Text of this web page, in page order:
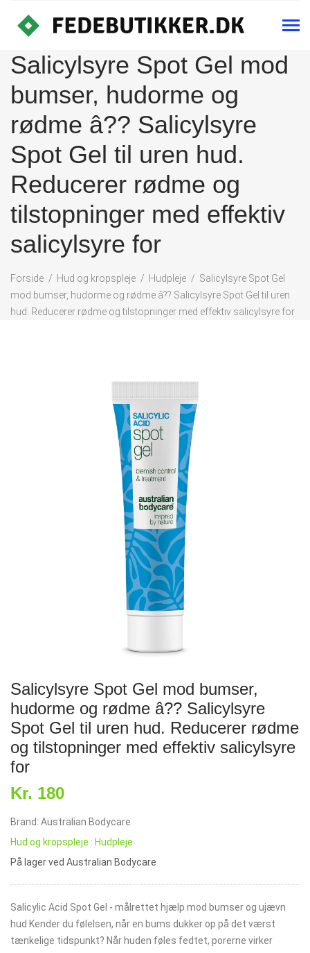
Salicylsyre Spot Gel mod
bumser, hudorme og
rødme â?? Salicylsyre
Spot Gel til uren hud.
Reducerer rødme og
tilstopninger med effektiv
salicylsyre for
Forside Hud og kropspleje Hudpleje
Salicylsyre Spot Gel
mod bumser, hudorme og rødme â?? Salicylsyre Spot Gel til uren
hud. Reducerer rødme og tilstopninger med effektiv salicylsyre for
Salicylsyre Spot Gel mod bumser,
hudorme og rødme â?? Salicylsyre
Spot Gel til uren hud. Reducerer rødme
og tilstopninger med effektiv salicylsyre
for
Kr. 180
Brand: Australian Bodycare
Hud og kropspleje : Hudpleje
På lager ved Australian Bodycare
Salicylic Acid Spot Gel - målrettet hjælp mod bumser og ujævn
hud Kender du følelsen, når en bums dukker op på det værst
tænkelige tidspunkt? Når huden føles fedtet, porerne virker